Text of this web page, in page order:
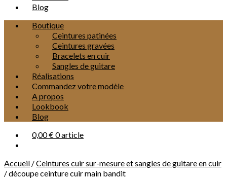
Blog
Boutique
Ceintures patinées
Ceintures gravées
Bracelets en cuir
Sangles de guitare
Réalisations
Commandez votre modèle
A propos
Lookbook
Blog
0,00 €0 article
Accueil /Ceintures cuir sur-mesure et sangles de guitare en cuir
/découpe ceinture cuir main bandit